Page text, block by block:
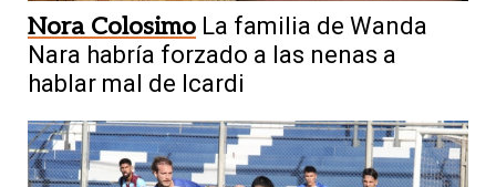
Nora Colosimo La familia de Wanda
Nara habría forzado a las nenas a
hablar mal de Icardi